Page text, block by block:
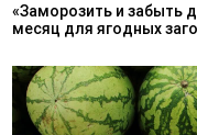
«Заморозить и забыть
месяц для ягодных